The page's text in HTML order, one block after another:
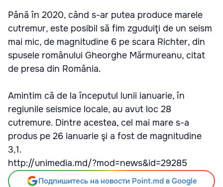
Până în 2020, când s-ar putea produce marele
cutremur, este posibil să fim zguduiţi de un seism
mai mic, de magnitudine 6 pe scara Richter, din
spusele românului Gheorghe Mărmureanu, citat
de presa din România.
Amintim că de la începutul lunii ianuarie, în
regiunile seismice locale, au avut loc 28
cutremure. Dintre acestea, cel mai mare s-a
produs pe 26 ianuarie şi a fost de magnitudine
3,1.
http://unimedia.md/?mod=news&id=29285
Подпишитесь на новости Point.md в Google